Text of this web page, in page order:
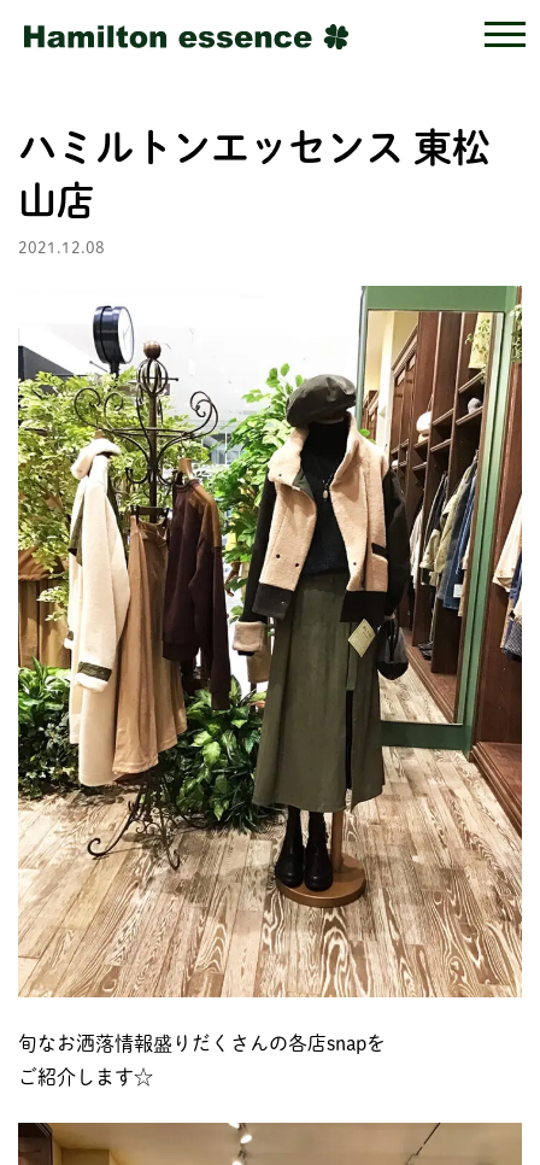
ハミルトンエッセンス 東松
山店
2021.12.08
旬なお洒落情報盛りだくさんの各店snapを
ご紹介します☆